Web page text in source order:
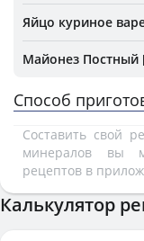
Яйцо куриное
Майонез Постный
Способ
Составить свой
минералов вы
рецептов в
Калькулятор